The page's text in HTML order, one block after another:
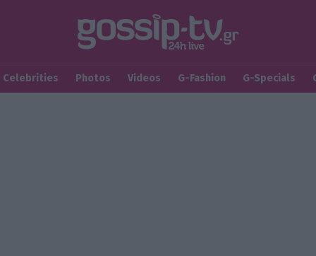
Celebrities Photos Videos G-Fashion G-Specials